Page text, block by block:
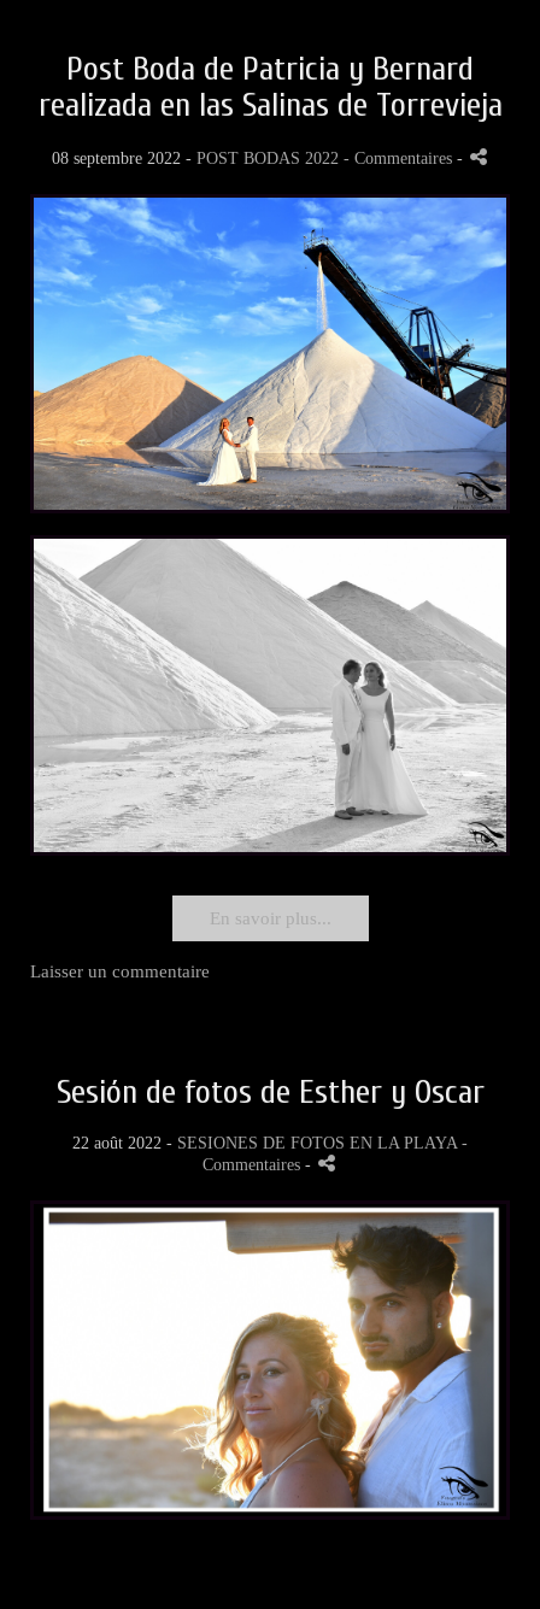
Post Boda de Patricia y Bernard
realizada en las Salinas de Torrevieja
08 septembre 2022 - POST BODAS 2022 - Commentaires -
En savoir plus...
Laisser un commentaire
Sesión de fotos de Esther y Oscar
22 août 2022 - SESIONES DE FOTOS EN LA PLAYA -
Commentaires -